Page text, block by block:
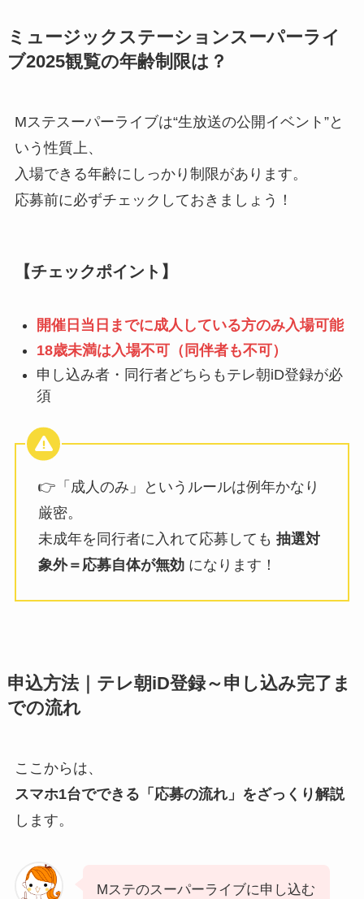
ミュージックステーションスーパーライ
ブ2025観覧の年齢制限は？
Mステスーパーライブは“生放送の公開イベント”と
いう性質上、
入場できる年齢にしっかり制限があります。
応募前に必ずチェックしておきましょう！
【チェックポイント】
開催日当日までに成人している方のみ入場可能
18歳未満は入場不可（同伴者も不可）
申し込み者・同行者どちらもテレ朝iD登録が必
須
👉「成人のみ」というルールは例年かなり
厳密。
未成年を同行者に入れて応募しても 抽選対
象外＝応募自体が無効になります！
申込方法｜テレ朝iD登録～申し込み完了ま
での流れ
ここからは、
スマホ1台でできる「応募の流れ」をざっくり解説
します。
Mステのスーパーライブに申し込む